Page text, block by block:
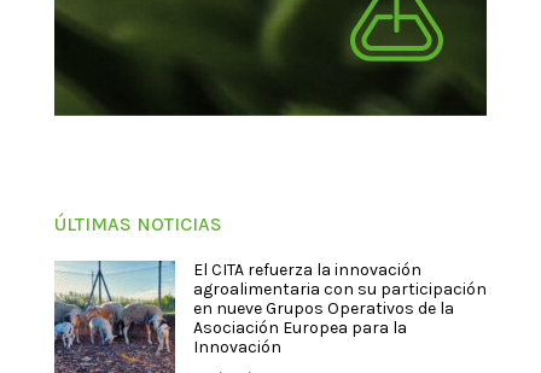
ÚLTIMAS NOTICIAS
El CITA refuerza la innovación
agroalimentaria con su participación
en nueve Grupos Operativos de la
Asociación Europea para la
Innovación